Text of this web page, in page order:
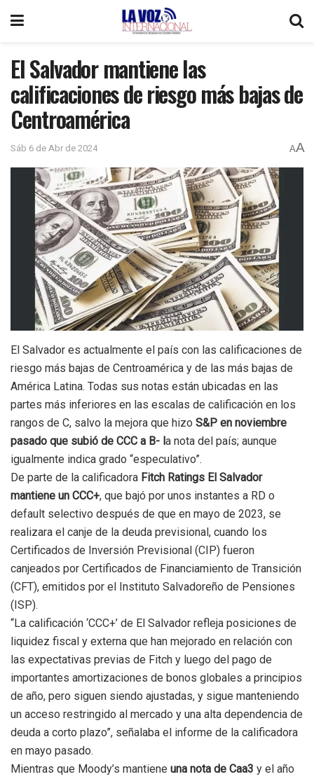
El Salvador mantiene las
calificaciones de riesgo más bajas de
Centroamérica
Sáb 6 de Abr de 2024 AA
El Salvador es actualmente el país con las calificaciones de
riesgo más bajas de Centroamérica y de las más bajas de
América Latina. Todas sus notas están ubicadas en las
partes más inferiores en las escalas de calificación en los
rangos de C, salvo la mejora que hizo S&P en noviembre
pasado que subió de CCC a B- la nota del país; aunque
igualmente indica grado “especulativo”.
De parte de la calificadora Fitch Ratings El Salvador
mantiene un CCC+, que bajó por unos instantes a RD o
default selectivo después de que en mayo de 2023, se
realizara el canje de la deuda previsional, cuando los
Certificados de Inversión Previsional (CIP) fueron
canjeados por Certificados de Financiamiento de Transición
(CFT), emitidos por el Instituto Salvadoreño de Pensiones
(ISP).
“La calificación ‘CCC+’ de El Salvador refleja posiciones de
liquidez fiscal y externa que han mejorado en relación con
las expectativas previas de Fitch y luego del pago de
importantes amortizaciones de bonos globales a principios
de año, pero siguen siendo ajustadas, y sigue manteniendo
un acceso restringido al mercado y una alta dependencia de
deuda a corto plazo”, señalaba el informe de la calificadora
en mayo pasado.
Mientras que Moody’s mantiene una nota de Caa3 y el año